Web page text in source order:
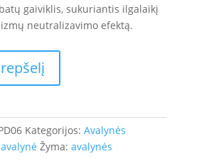
gaiviklis, sukuriantis ilgalaikį
neutralizavimo efektą.
Kategorijos: Avalynės
Žyma: avalynės